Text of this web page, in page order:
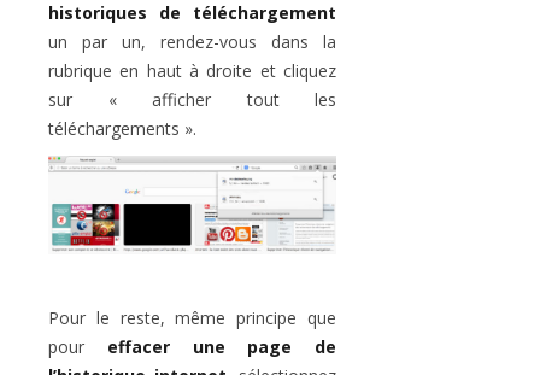
historiques de téléchargement
un par un, rendez-vous dans la
rubrique en haut à droite et cliquez
sur « afficher tout les
téléchargements ».
Pour le reste, même principe que
pour effacer une page de